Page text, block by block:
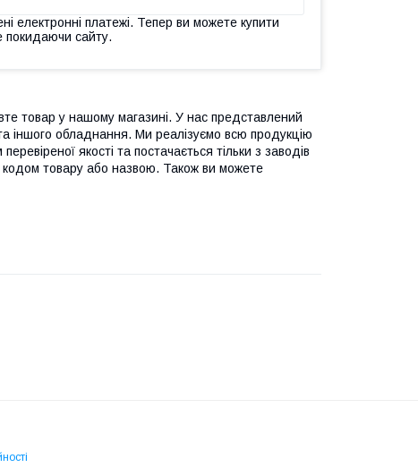
електронні платежі. Тепер ви можете купити
покидаючи сайту.
товар у нашому магазині. У нас представлений
іншого обладнання. Ми реалізуємо всю продукцію
якості та постачається тільки з заводів
кодом товару або назвою. Також ви можете